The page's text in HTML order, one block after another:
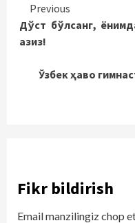
Continue
Reading
Previous
Дўст бўлсанг,
азиз!
Ўзбек ҳаво
Fikr bildirish
Email manzilingiz chop